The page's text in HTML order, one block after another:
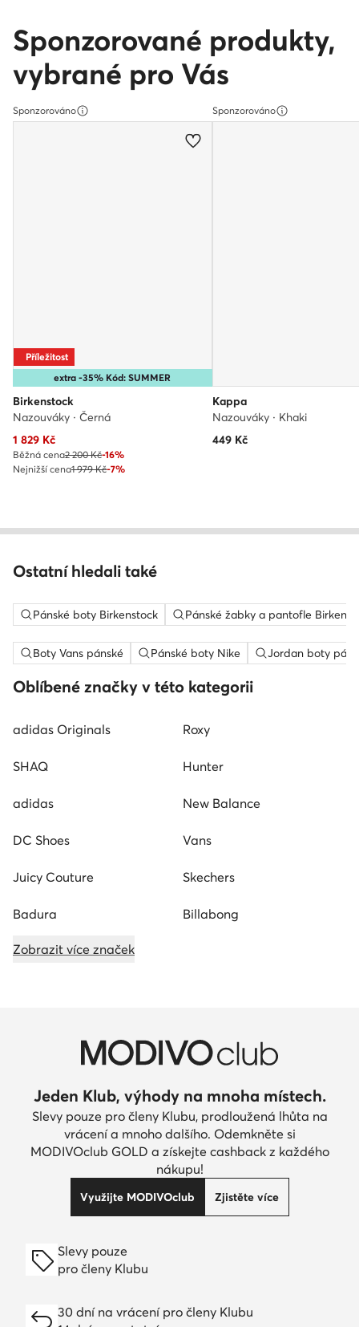
Sponzorované produkty,
vybrané pro Vás
Sponzorováno
extra -35% Kód: SUMMER
Příležitost
Birkenstock
Nazouváky · Černá
Aktuální cena
1 829 Kč
Běžná cena2 200 Kč-16%
Nejnižší cena1 979 Kč-7%
Sponzorováno
Kappa
Nazouváky · Khaki
449Kč
Ostatní hledali také
Pánské boty Birkenstock Pánské žabky a pantofle
Boty Vans pánské Pánské boty Nike Jordan boty
Oblíbené značky v této kategorii
adidas Originals Roxy
SHAQ Hunter
adidas New Balance
DC Shoes Vans
Juicy Couture Skechers
Badura Billabong
Zobrazit více značek
Jeden Klub, výhody na mnoha místech.
Slevy pouze pro členy Klubu, prodloužená lhůta na
vrácení a mnoho dalšího. Odemkněte si
MODIVOclub GOLD a získejte cashback z každého
nákupu!
Využijte MODIVOclub Zjistěte více
Slevy pouze
pro členy Klubu
30 dní na vrácení pro členy Klubu